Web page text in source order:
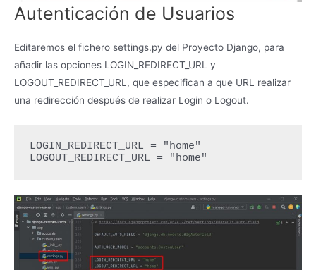
Autenticación de Usuarios
Editaremos el fichero settings.py del Proyecto Django, para
añadir las opciones LOGIN_REDIRECT_URL y
LOGOUT_REDIRECT_URL, que especifican a que URL realizar
una redirección después de realizar Login o Logout.
LOGIN_REDIRECT_URL = "home"
LOGOUT_REDIRECT_URL = "home"